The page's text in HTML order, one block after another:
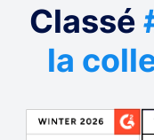
Classé
la